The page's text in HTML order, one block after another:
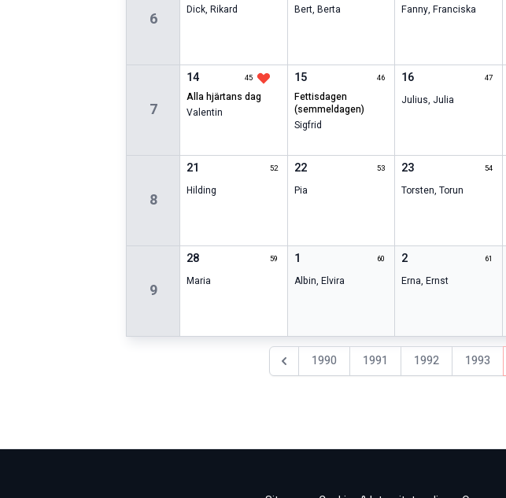
6 Dick,Rikard Bert, Berta Fanny,Franciska
7
14 45
alla hjärtans dag
Valentin
15 46
fettisdagen
(semmeldagen)
Sigfrid
16 47
Julius, Julia
8
21 52
Hilding
22 53
Pia
23 54
Torsten,Torun
9
28 59
Maria
1 60
Albin, Elvira
2 61
Erna,Ernst
Föregående år
1990 1991 1992 1993